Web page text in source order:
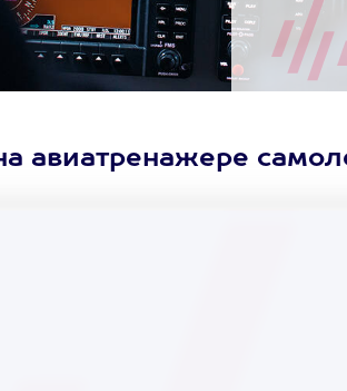
авиатренажере